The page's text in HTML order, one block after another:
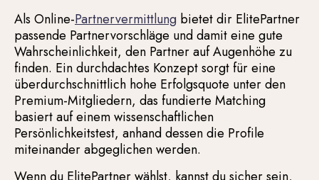
Als Online-Partnervermittlung bietet dir ElitePartner
passende Partnervorschläge und damit eine gute
Wahrscheinlichkeit, den Partner auf Augenhöhe zu
finden. Ein durchdachtes Konzept sorgt für eine
überdurchschnittlich hohe Erfolgsquote unter den
Premium-Mitgliedern, das fundierte Matching
basiert auf einem wissenschaftlichen
Persönlichkeitstest, anhand dessen die Profile
miteinander abgeglichen werden.